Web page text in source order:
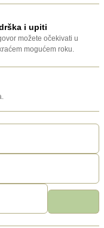
i upiti
možete očekivati u
mogućem roku.